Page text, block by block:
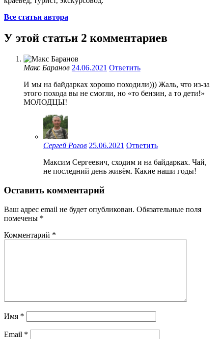
Все статьи автора
У этой статьи 2 комментариев
Макс Баранов 24.06.2021 Ответить
И мы на байдарках хорошо походили))) Жаль, что из-за
этого похода вы не смогли, но «то бензин, а то дети!»
МОЛОДЦЫ!
Сергей Рогов 25.06.2021 Ответить
Максим Сергеевич, сходим и на байдарках. Чай,
не последний день живём. Какие наши годы!
Оставить комментарий
Ваш адрес email не будет опубликован. Обязательные поля
помечены *
Комментарий *
Имя *
Email *